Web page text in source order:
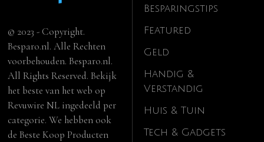
© 2023 - Copyright.
Besparo.nl. Alle Rechten
voorbehouden. Besparo.nl.
All Rights Reserved. Bekijk
het beste van het web op
Revuwire NL ingedeeld per
categorie. We hebben ook
deBeste Koop Producten
Besparingstips
Featured
Geld
Handig &
Verstandig
Huis & Tuin
Tech & Gadgets